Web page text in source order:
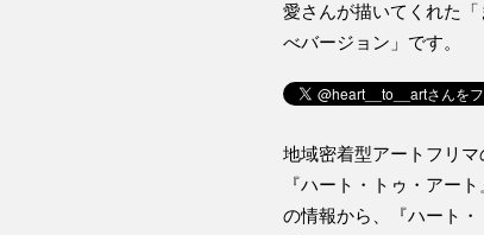
愛さんが描いてくれた
べバージョン」です。
地域密着型アートフリ
『ハート・トゥ・アー
の情報から、『ハート